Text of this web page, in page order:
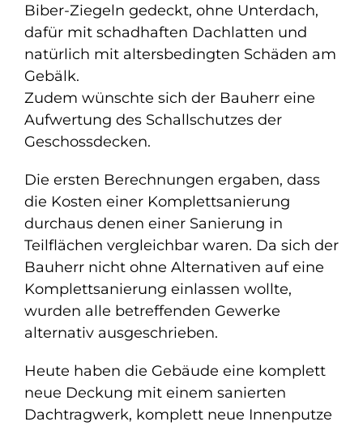
Biber-Ziegeln gedeckt, ohne Unterdach,
dafür mit schadhaften Dachlatten und
natürlich mit altersbedingten Schäden am
Gebälk.
Zudem wünschte sich der Bauherr eine
Aufwertung des Schallschutzes der
Geschossdecken.
Die ersten Berechnungen ergaben, dass
die Kosten einer Komplettsanierung
durchaus denen einer Sanierung in
Teilflächen vergleichbar waren. Da sich der
Bauherr nicht ohne Alternativen auf eine
Komplettsanierung einlassen wollte,
wurden alle betreffenden Gewerke
alternativ ausgeschrieben.
Heute haben die Gebäude eine komplett
neue Deckung mit einem sanierten
Dachtragwerk, komplett neue Innenputze